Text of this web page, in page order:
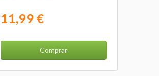
11,99 €
Comprar